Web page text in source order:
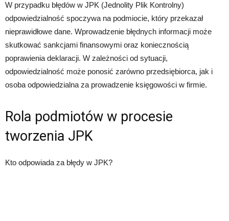
W przypadku błędów w JPK (Jednolity Plik Kontrolny)
odpowiedzialność spoczywa na podmiocie, który przekazał
nieprawidłowe dane. Wprowadzenie błędnych informacji może
skutkować sankcjami finansowymi oraz koniecznością
poprawienia deklaracji. W zależności od sytuacji,
odpowiedzialność może ponosić zarówno przedsiębiorca, jak i
osoba odpowiedzialna za prowadzenie księgowości w firmie.
Rola podmiotów w procesie
tworzenia JPK
Kto odpowiada za błędy w JPK?